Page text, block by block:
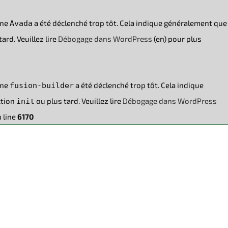
Avada a été déclenché trop tôt. Cela indique généralement que
Veuillez lire Débogage dans WordPress (en) pour plus
fusion-buildera été déclenché trop tôt. Cela indique
init ou plus tard. Veuillez lire Débogage dans WordPress
line6170